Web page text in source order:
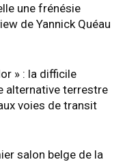
une frénésie
de Yannick Quéau
» : la difficile
alternative terrestre
voies de transit
salon belge de la